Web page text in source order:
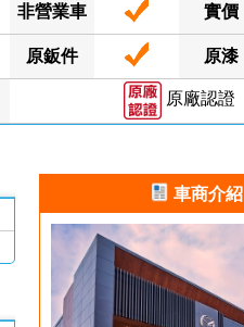
非營業車 實價
原鈑件 原漆
原廠認證
車商介紹